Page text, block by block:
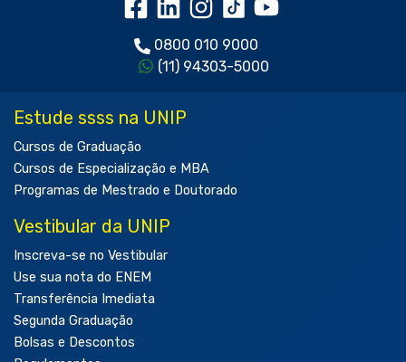
0800 010 9000
(11) 94303-5000
Estude ssss na UNIP
Cursos de Graduação
Cursos de Especialização e MBA
Programas de Mestrado e Doutorado
Vestibular da UNIP
Inscreva-se no Vestibular
Use sua nota do ENEM
Transferência Imediata
Segunda Graduação
Bolsas e Descontos